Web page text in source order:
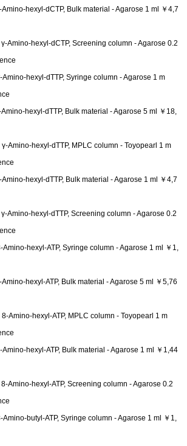
hexyl-dCTP, Bulk material - Agarose 1 ml ￥4,7
Amino-hexyl-dCTP, Screening column - Agarose 0.2
hexyl-dTTP, Syringe column - Agarose 1 m
hexyl-dTTP, Bulk material - Agarose 5 ml ￥18,
Amino-hexyl-dTTP, MPLC column - Toyopearl 1 m
hexyl-dTTP, Bulk material - Agarose 1 ml ￥4,7
Amino-hexyl-dTTP, Screening column - Agarose 0.2
hexyl-ATP, Syringe column - Agarose 1 ml ￥1,
hexyl-ATP, Bulk material - Agarose 5 ml ￥5,76
Amino-hexyl-ATP, MPLC column - Toyopearl 1 m
hexyl-ATP, Bulk material - Agarose 1 ml ￥1,44
Amino-hexyl-ATP, Screening column - Agarose 0.2
butyl-ATP, Syringe column - Agarose 1 ml ￥1,